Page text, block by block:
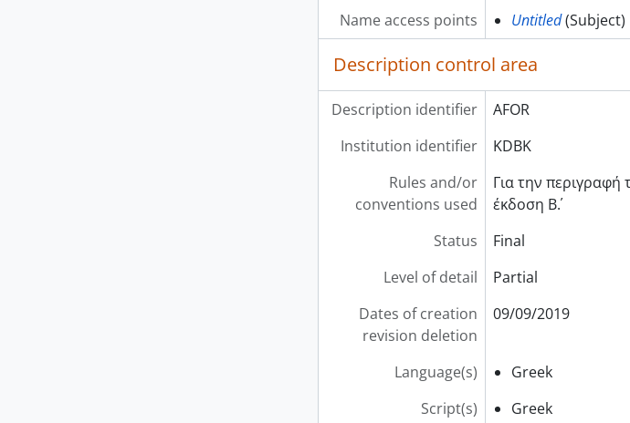
Name access points
Untitled(Subject)
Description control area
Description identifier
AFOR
Institution identifier
KDBK
Rules and/or
conventions used
Για την περιγραφή
έκδοση Β΄.
Status
Final
Level of detail
Partial
Dates of creation
revision deletion
09/09/2019
Language(s)
Greek
Script(s)
Greek